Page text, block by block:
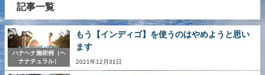
記事一覧
ハナヘナ施術例（ヘ
ナナチュラル）
もう【インディゴ】を使うのはやめようと思い
ます
2021年12月31日